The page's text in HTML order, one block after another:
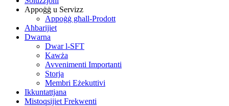
Appoġġ u Servizz
Appoġġ għall-Prodott
Aħbarijiet
Dwarna
Dwar l-SFT
Kawża
Avvenimenti Importanti
Storja
Membri Eżekuttivi
Ikkuntattjana
Mistoqsijiet Frekwenti